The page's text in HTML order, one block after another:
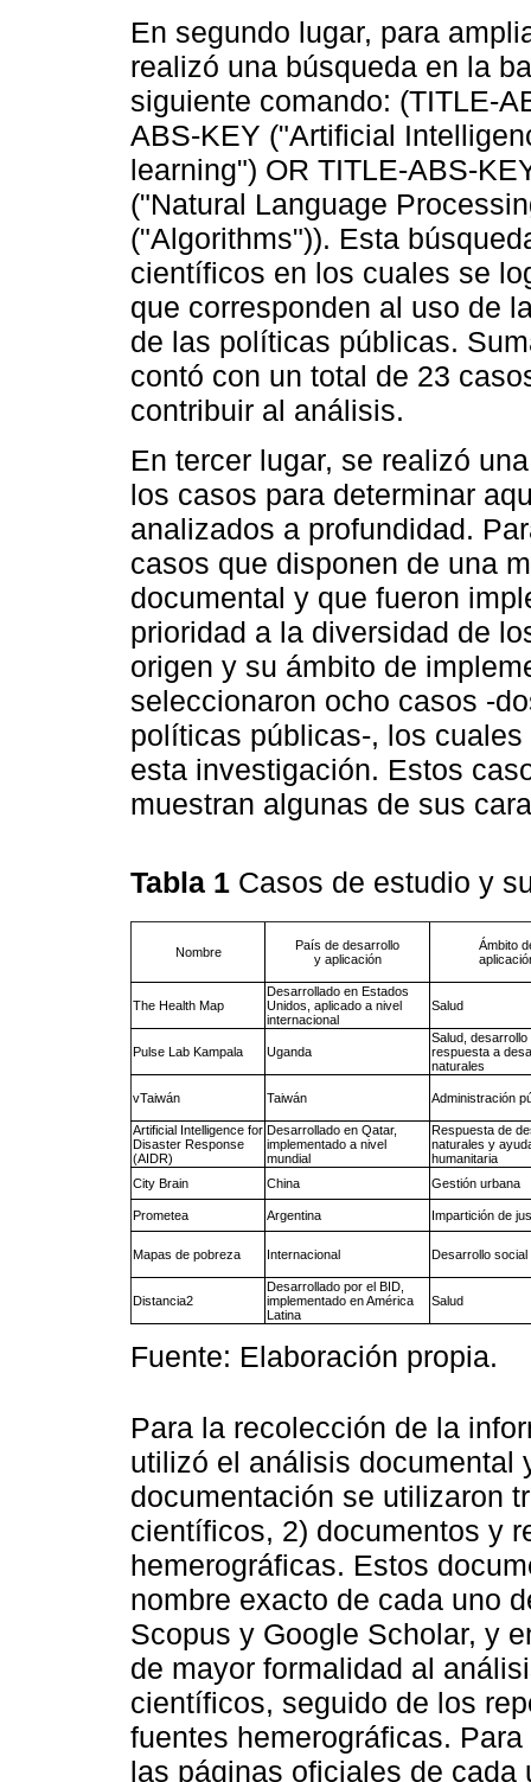
En segundo lugar, para
realizó una búsqueda en la
siguiente comando: (TITLE-
ABS-KEY ("Artificial
learning") OR TITLE-ABS-
("Natural Language
("Algorithms")). Esta
científicos en los cuales se
que corresponden al uso de
de las políticas públicas.
contó con un total de 23
contribuir al análisis.
En tercer lugar, se realizó
los casos para determinar
analizados a profundidad.
casos que disponen de una
documental y que fueron
prioridad a la diversidad de
origen y su ámbito de
seleccionaron ocho casos -
políticas públicas-, los
esta investigación. Estos
muestran algunas de sus
Tabla 1 Casos de estudio y
Nombre
País de desarrollo
y aplicación
Ámbito
The Health Map
Desarrollado en Estados
Unidos, aplicado a nivel
internacional
Salud
Pulse Lab Kampala Uganda
Salud,
respuesta a
naturales
vTaiwán Taiwán Administración
Artificial Intelligence for
Disaster Response
(AIDR)
Desarrollado en Qatar,
implementado a nivel
mundial
Respuesta de
naturales y
humanitaria
City Brain
China Gestión urbana
Prometea Argentina Impartición de
Mapas de pobreza Internacional Desarrollo social
Distancia2
Desarrollado por el BID,
implementado en América
Latina
Salud
Fuente: Elaboración propia.
Para la recolección de la
utilizó el análisis documental
documentación se utilizaron
científicos, 2) documentos y
hemerográficas. Estos
nombre exacto de cada uno
Scopus y Google Scholar, y
de mayor formalidad al
científicos, seguido de los
fuentes hemerográficas.
las páginas oficiales de